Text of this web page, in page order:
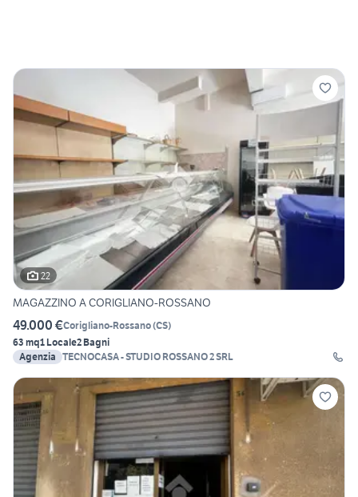
22
MAGAZZINO A CORIGLIANO-ROSSANO
49.000 €Corigliano-Rossano(CS)
63 mq1 Locale2 Bagni
Agenzia TECNOCASA - STUDIO ROSSANO 2 SRL